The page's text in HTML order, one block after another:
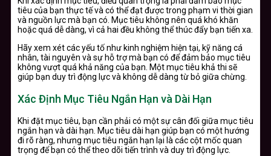
tiêu của bạn thực tế và có thể đạt được trong phạm vi thời gian
và nguồn lực mà bạn có. Mục tiêu không nên quá khó khăn
hoặc quá dễ dàng, vì cả hai đều không thể thúc đẩy bạn tiến xa.
Hãy xem xét các yếu tố như kinh nghiệm hiện tại, kỹ năng cá
nhân, tài nguyên và sự hỗ trợ mà bạn có để đảm bảo mục tiêu
không vượt quá khả năng của bạn. Một mục tiêu khả thi sẽ
giúp bạn duy trì động lực và không dễ dàng từ bỏ giữa chừng.
Xác Định Mục Tiêu Ngắn Hạn và Dài Hạn
Khi đặt mục tiêu, bạn cần phải có một sự cân đối giữa mục tiêu
ngắn hạn và dài hạn. Mục tiêu dài hạn giúp bạn có một hướng
đi rõ ràng, nhưng mục tiêu ngắn hạn lại là các cột mốc quan
trọng để bạn có thể theo dõi tiến trình và duy trì động lực.